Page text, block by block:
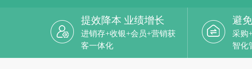
提效降本 业绩增长
进销存+收银+会员+营销获
客一体化
避
采购
智化